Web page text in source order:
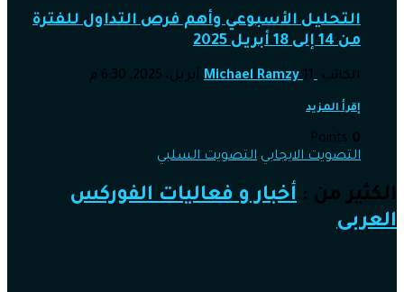
التحليل الأسبوعي وأهم فرص التداول للفترة
من 14 إلى 18 أبريل 2025
الكاتب Michael Ramzy 11 أبريل، 2025, 6:30 م
إقرأ المزيد
0
التصويت الايجابي التصويت السلبي
الكثير من : أخبار و فعاليات الفوركس
العربى